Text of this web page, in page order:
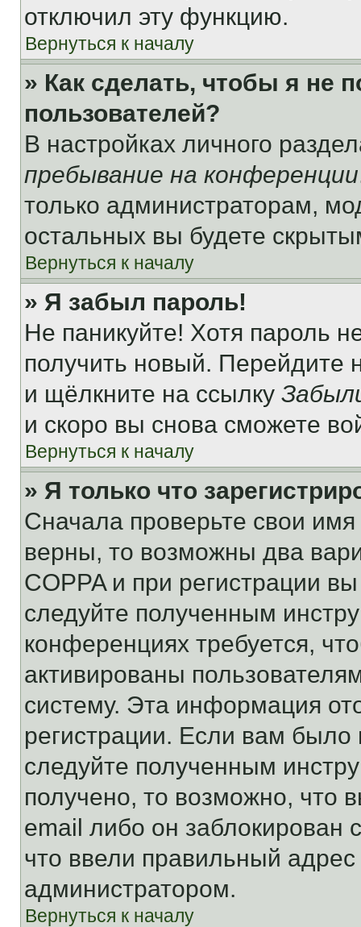
отключил эту функцию.
Вернуться к началу
» Как сделать, чтобы я не
пользователей?
В настройках личного
пребывание на конференции
только администраторам,
остальных вы будете
Вернуться к началу
» Я забыл пароль!
Не паникуйте! Хотя пароль
получить новый. Перейдите
и щёлкните на ссылку
и скоро вы снова сможете
Вернуться к началу
» Я только что
Сначала проверьте свои
верны, то возможны два
COPPA и при регистрации
следуйте полученным
конференциях требуется,
активированы
систему. Эта информация
регистрации. Если вам
следуйте полученным
получено, то возможно, что
email либо он
что ввели правильный адрес
администратором.
Вернуться к началу